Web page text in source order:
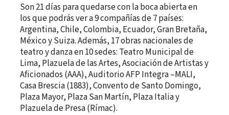
Son 21 días para quedarse con la boca abierta en
los que podrás ver a 9 compañías de 7 países:
Argentina, Chile, Colombia, Ecuador, Gran Bretaña,
México y Suiza. Además, 17 obras nacionales de
teatro y danza en 10 sedes: Teatro Municipal de
Lima, Plazuela de las Artes, Asociación de Artistas y
Aficionados (AAA), Auditorio AFP Integra –MALI,
Casa Brescia (1883), Convento de Santo Domingo,
Plaza Mayor, Plaza San Martín, Plaza Italia y
Plazuela de Presa (Rímac).